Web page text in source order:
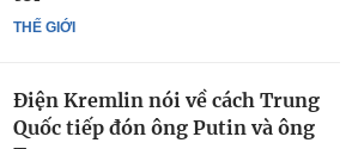
THẾ GIỚI
Điện Kremlin nói về cách Trung
Quốc tiếp đón ông Putin và ông